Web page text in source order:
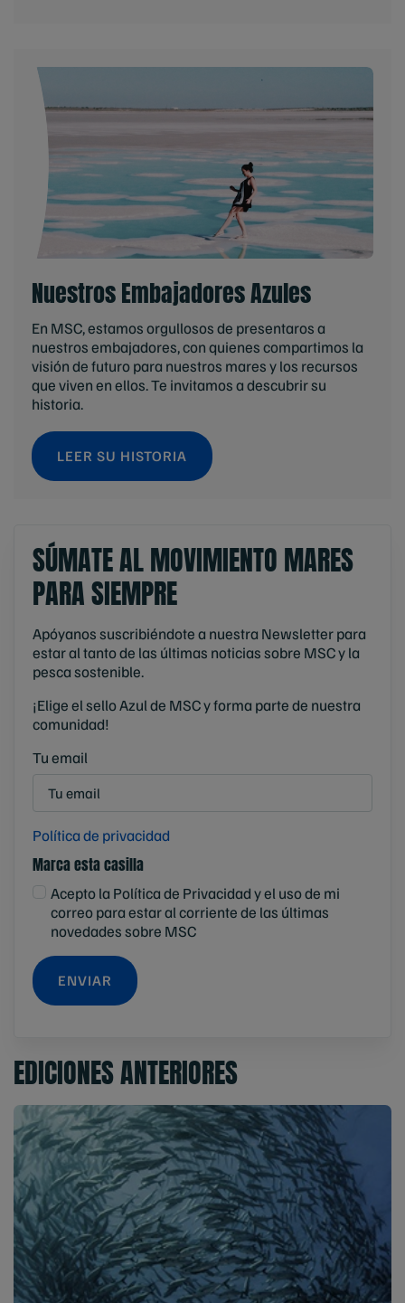
Nuestros Embajadores Azules
En MSC, estamos orgullosos de presentaros a
nuestros embajadores, con quienes compartimos la
visión de futuro para nuestros mares y los recursos
que viven en ellos. Te invitamos a descubrir su
historia.
LEER SU HISTORIA
SÚMATE AL MOVIMIENTO MARES
PARA SIEMPRE
Apóyanos suscribiéndote a nuestra Newsletter para
estar al tanto de las últimas noticias sobre MSC y la
pesca sostenible.
¡Elige el sello Azul de MSC y forma parte de nuestra
comunidad!
Tu email
Política de privacidad
Marca esta casilla
Acepto la Política de Privacidad y el uso de mi
correo para estar al corriente de las últimas
novedades sobre MSC
ENVIAR
EDICIONES ANTERIORES